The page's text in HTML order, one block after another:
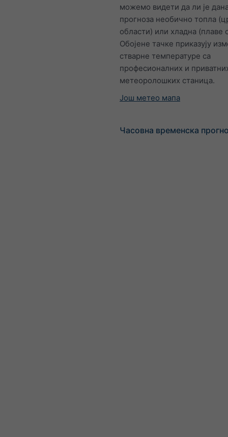
можемо видети да ли је
прогноза необично топла
области) или хладна (плаве
Обојене тачке приказују
стварне температуре са
професионалних и
метеоролошких станица.
Још метео мапа
Часовна временска